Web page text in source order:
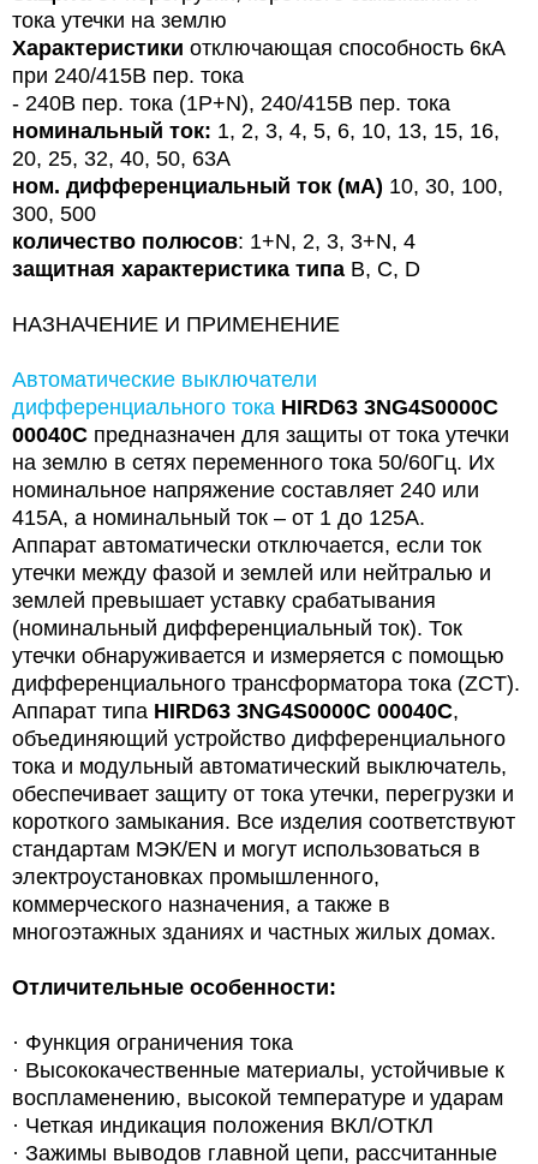
тока утечки на землю
Характеристики отключающая способность 6кА
при 240/415В пер. тока
- 240В пер. тока (1P+N), 240/415В пер. тока
номинальный ток: 1, 2, 3, 4, 5, 6, 10, 13, 15, 16,
20, 25, 32, 40, 50, 63A
ном. дифференциальный ток (мA) 10, 30, 100,
300, 500
количество полюсов: 1+N, 2, 3, 3+N, 4
защитная характеристика типа B, C, D
НАЗНАЧЕНИЕ И ПРИМЕНЕНИЕ
Автоматические выключатели
дифференциального тока HIRD63 3NG4S0000C
00040C предназначен для защиты от тока утечки
на землю в сетях переменного тока 50/60Гц. Их
номинальное напряжение составляет 240 или
415А, а номинальный ток – от 1 до 125А.
Аппарат автоматически отключается, если ток
утечки между фазой и землей или нейтралью и
землей превышает уставку срабатывания
(номинальный дифференциальный ток). Ток
утечки обнаруживается и измеряется с помощью
дифференциального трансформатора тока (ZCT).
Аппарат типа HIRD63 3NG4S0000C 00040C,
объединяющий устройство дифференциального
тока и модульный автоматический выключатель,
обеспечивает защиту от тока утечки, перегрузки и
короткого замыкания. Все изделия соответствуют
стандартам МЭК/EN и могут использоваться в
электроустановках промышленного,
коммерческого назначения, а также в
многоэтажных зданиях и частных жилых домах.
Отличительные особенности:
· Функция ограничения тока
· Высококачественные материалы, устойчивые к
воспламенению, высокой температуре и ударам
· Четкая индикация положения ВКЛ/ОТКЛ
· Зажимы выводов главной цепи, рассчитанные